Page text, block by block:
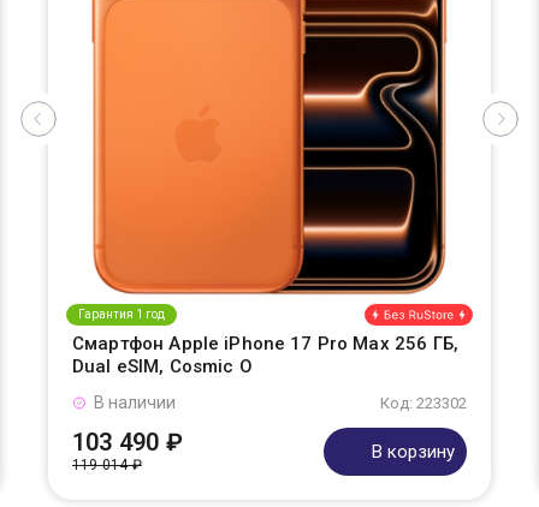
Гарантия 1 год
Смартфон Apple iPhone 17 Pro Max 256 ГБ,
Dual eSIM, Cosmic O
Код: 223302
В наличии
103 490 ₽
119 014 ₽
В корзину